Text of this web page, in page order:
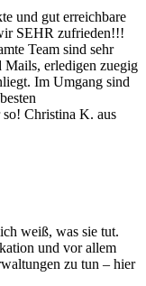
und gut erreichbare
SEHR zufrieden!!!
Team sind sehr
Mails, erledigen zuegig
Im Umgang sind
Christina K. aus
weiß, was sie tut.
und vor allem
zu tun – hier